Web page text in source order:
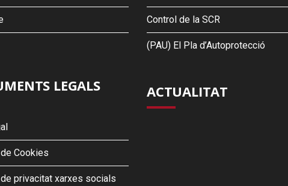
LEGALS
Cookies
privacitat xarxes socials
Control de la SCR
(PAU) El Pla d’Autoprotecció
ACTUALITAT